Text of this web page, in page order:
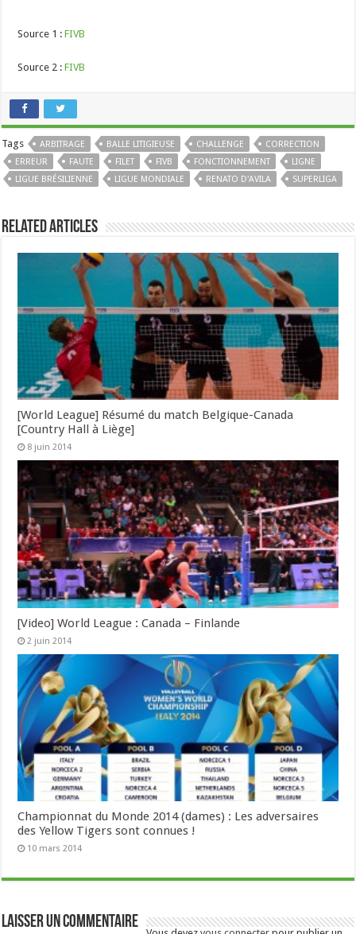
Source 1 :FIVB
Source 2 :FIVB
Tags ARBITRAGE BALLE LITIGIEUSE CHALLENGE
CORRECTION
ERREUR
FAUTE FILET FIVB FONCTIONNEMENT
LIGNE
LIGUE BRÉSILIENNE
LIGUE MONDIALE RENATO D'AVILA SUPERLIGA
Related Articles
[World League] Résumé du match Belgique-Canada
[Country Hall à Liège]
8 juin 2014
[Video] World League : Canada – Finlande
2 juin 2014
Championnat du Monde 2014 (dames) : Les adversaires
des Yellow Tigers sont connues !
10 mars 2014
Laisser un commentaire